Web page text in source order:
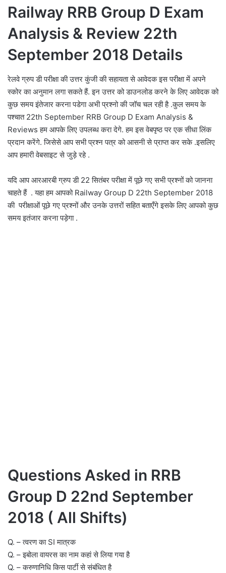
Railway RRB Group D Exam
Analysis & Review 22th
September 2018 Details
रेलवे ग्रुप डी परीक्षा की उत्तर कुंजी की सहायता से आवेदक इस परीक्षा में अपने
स्कोर का अनुमान लगा सकते हैं. इन उत्तर को डाउनलोड करने के लिए आवेदक को
कुछ समय इंतेजार करना पडेगा अभी प्रश्‍नो की जॉच चल रही है .कुल समय के
पश्‍चात 22th September RRB Group D Exam Analysis &
Reviews हम आपके लिए उपलब्‍ध करा देगे. हम इस वेबपृष्ठ पर एक सीधा लिंक
प्रदान करेंगे. जिसेसे आप सभी प्रश्‍न पत्र को आसनी से प्राप्‍त कर सके .इसलिए
आप हमारी वेबसाइट से जुड़े रहे .
यदि आप आरआरबी ग्रुप डी 22 सितंबर परीक्षा में पूछे गए सभी प्रश्नों को जानना
चाहते हैं . यहा हम आपको Railway Group D 22th September 2018
की परीक्षाओं पूछे गए प्रश्नों और उनके उत्तरों सहित बताएँगे इसके लिए आपको कुछ
समय इतंजार करना पड़ेगा .
Questions Asked in RRB
Group D 22nd September
2018 ( All Shifts)
Q. – त्वरण का SI मात्रक
Q. – इबोला वायरस का नाम कहां से लिया गया है
Q. – करुणानिधि किस पार्टी से संबंधित है